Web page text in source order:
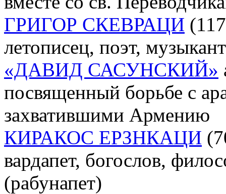
ГРИГОР СКЕВРАЦИ
летописец, поэт, музыкант
«ДАВИД САСУНСКИЙ»
посвященный борьбе с
захватившими Армению
КИРАКОС ЕРЗНКАЦИ
вардапет, богослов,
(рабунапет)